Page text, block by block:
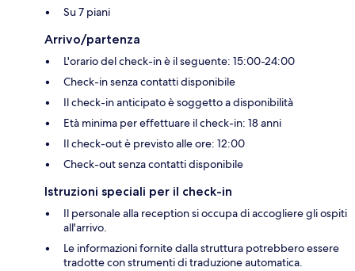
Su 7 piani
Arrivo/partenza
L'orario del check-in è il seguente: 15:00-24:00
Check-in senza contatti disponibile
Il check-in anticipato è soggetto a disponibilità
Età minima per effettuare il check-in: 18 anni
Il check-out è previsto alle ore: 12:00
Check-out senza contatti disponibile
Istruzioni speciali per il check-in
Il personale alla reception si occupa di accogliere gli ospiti
all'arrivo.
Le informazioni fornite dalla struttura potrebbero essere
tradotte con strumenti di traduzione automatica.